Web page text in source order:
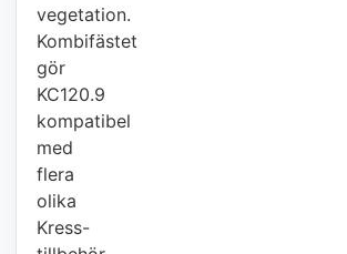
vegetation.
Kombifästet
gör
KC120.9
kompatibel
med
flera
olika
Kress-